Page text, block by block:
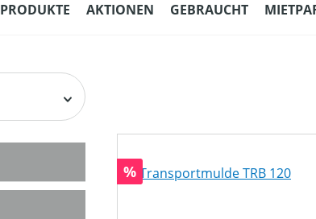
PRODUKTE AKTIONEN GEBRAUCHT
Rabatt
%